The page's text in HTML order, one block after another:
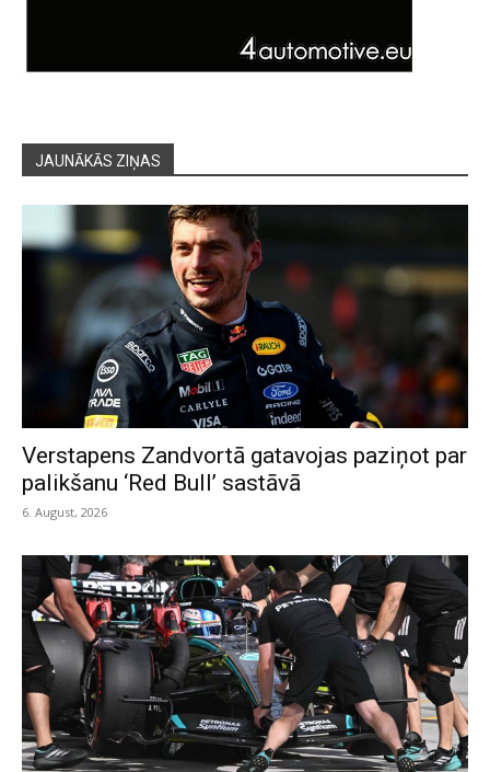
JAUNĀKĀS ZIŅAS
Verstapens Zandvortā gatavojas paziņot par
palikšanu ‘Red Bull’ sastāvā
6. August, 2026